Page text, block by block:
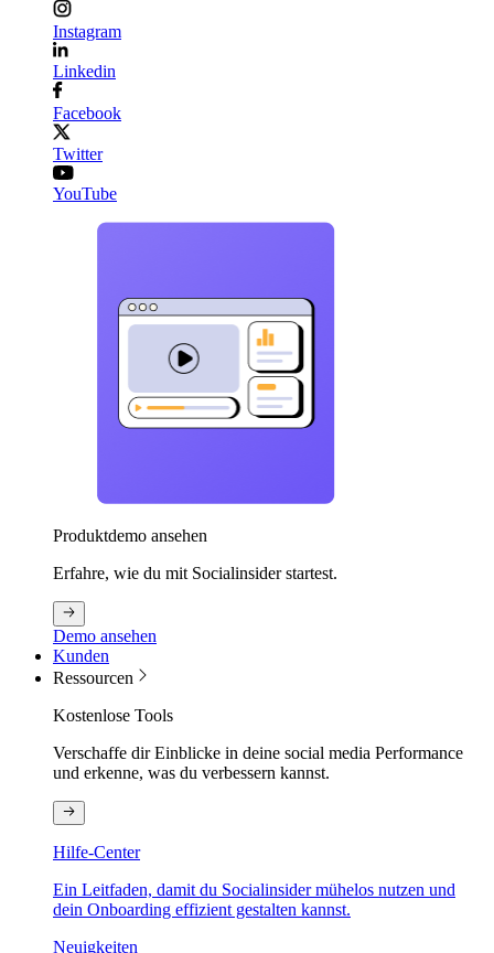
Instagram
Linkedin
Facebook
Twitter
YouTube
Produktdemo ansehen
Erfahre, wie du mit Socialinsider startest.
Demo ansehen
Kunden
Ressourcen
Kostenlose Tools
Verschaffe dir Einblicke in deine social media Performance
und erkenne, was du verbessern kannst.
Hilfe-Center
Ein Leitfaden, damit du Socialinsider mühelos nutzen und
dein Onboarding effizient gestalten kannst.
Neuigkeiten